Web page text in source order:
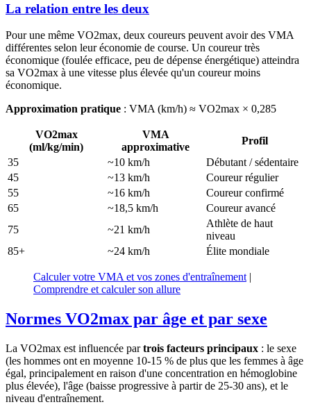
La relation entre les deux
Pour une même VO2max, deux coureurs peuvent avoir des VMA
différentes selon leur économie de course. Un coureur très
économique (foulée efficace, peu de dépense énergétique) atteindra
sa VO2max à une vitesse plus élevée qu'un coureur moins
économique.
Approximation pratique : VMA (km/h) ≈ VO2max × 0,285
VO2max
(ml/kg/min)
VMA
approximative
Profil
35
~10 km/h
Débutant / sédentaire
45
~13 km/h
Coureur régulier
55
~16 km/h
Coureur confirmé
65
~18,5 km/h
Coureur avancé
75
~21 km/h
Athlète de haut
niveau
85+
~24 km/h Élite mondiale
Calculer votre VMA et vos zones d'entraînement |
Comprendre et calculer son allure
Normes VO2max par âge et par sexe
La VO2max est influencée partrois facteurs principaux : le sexe
(les hommes ont en moyenne 10-15 % de plus que les femmes à âge
égal, principalement en raison d'une concentration en hémoglobine
plus élevée), l'âge (baisse progressive à partir de 25-30 ans), et le
niveau d'entraînement.